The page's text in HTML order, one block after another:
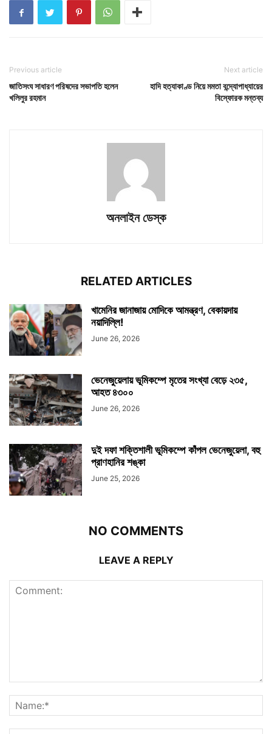
Previous article
জাতিসংঘ সাধারণ পরিষদের সভাপতি হলেন
খলিলুর রহমান
Next article
হাদি হত্যাকাণ্ড নিয়ে মমতা বন্দ্যোপাধ্যায়ের
বিস্ফোরক মন্তব্য
অনলাইন ডেস্ক
RELATED ARTICLES
খামেনির জানাজায় মোদিকে আমন্ত্রণ, বেকায়দায়
নয়াদিল্লি!
June 26, 2026
ভেনেজুয়েলায় ভূমিকম্পে মৃতের সংখ্যা বেড়ে ২৩৫,
আহত ৪৩০০
June 26, 2026
দুই দফা শক্তিশালী ভূমিকম্পে কাঁপল ভেনেজুয়েলা, বহু
প্রাণহানির শঙ্কা
June 25, 2026
NO COMMENTS
LEAVE A REPLY